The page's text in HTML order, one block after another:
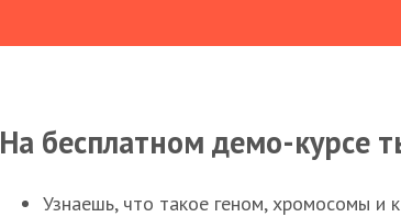
На бесплатном демо-курсе
Узнаешь, что такое геном, хромосомы и